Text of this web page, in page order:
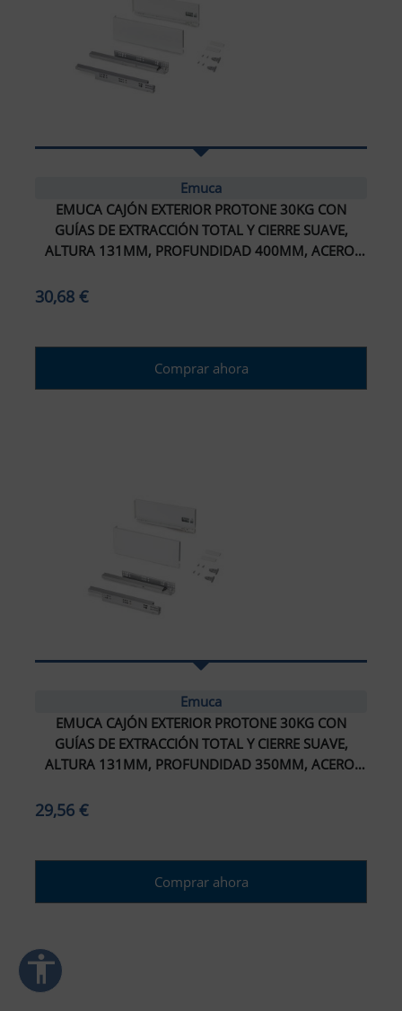
Emuca
EMUCA CAJÓN EXTERIOR PROTONE 30KG CON
GUÍAS DE EXTRACCIÓN TOTAL Y CIERRE SUAVE,
ALTURA 131MM, PROFUNDIDAD 400MM, ACERO,
30,68 €
Comprar ahora
Emuca
EMUCA CAJÓN EXTERIOR PROTONE 30KG CON
GUÍAS DE EXTRACCIÓN TOTAL Y CIERRE SUAVE,
ALTURA 131MM, PROFUNDIDAD 350MM, ACERO,
29,56 €
Comprar ahora
accessibility
grande
(TDAH)
de Accesibilidad